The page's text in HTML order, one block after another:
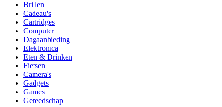
Brillen
Cadeau's
Cartridges
Computer
Dagaanbieding
Elektronica
Eten & Drinken
Fietsen
Camera's
Gadgets
Games
Gereedschap